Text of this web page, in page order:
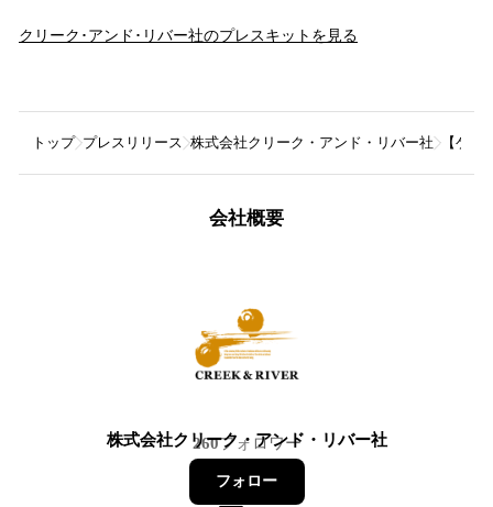
クリーク･アンド･リバー社のプレスキットを見る
トップ プレスリリース 株式会社クリーク・アンド・リバー社 【ゲ
会社概要
株式会社クリーク・アンド・リバー社
260フォロワー
フォロー